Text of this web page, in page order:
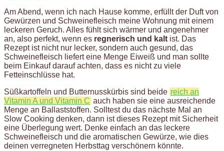
Am Abend, wenn ich nach Hause komme, erfüllt der Duft von
Gewürzen und Schweinefleisch meine Wohnung mit einem
leckeren Geruch. Alles fühlt sich wärmer und angenehmer
an, also perfekt, wenn es regnerisch und kalt ist. Das
Rezept ist nicht nur lecker, sondern auch gesund, das
Schweinefleisch liefert eine Menge Eiweiß und man sollte
beim Einkauf darauf achten, dass es nicht zu viele
Fetteinschlüsse hat.
Süßkartoffeln und Butternusskürbis sind beide reich an
Vitamin A und Vitamin C auch haben sie eine ausreichende
Menge an Ballaststoffen. Solltest du das nächste Mal an
Slow Cooking denken, dann ist dieses Rezept mit Sicherheit
eine Überlegung wert. Denke einfach an das leckere
Schweinefleisch und die aromatischen Gewürze, wie dies
deinen verregneten Herbsttag verschönern könnte.